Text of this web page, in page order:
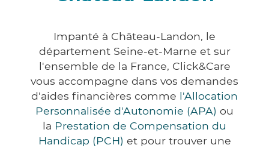
Impanté à Château-Landon, le
département Seine-et-Marne et sur
l'ensemble de la France, Click&Care
vous accompagne dans vos demandes
d'aides financières comme l'Allocation
Personnalisée d'Autonomie (APA) ou
la Prestation de Compensation du
Handicap (PCH) et pour trouver une